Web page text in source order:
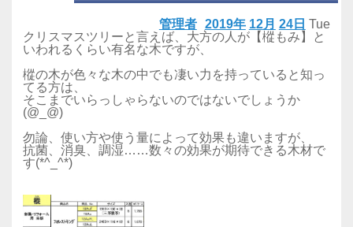
2019年 12月 24日 Tue
管理者
クリスマスツリーと言えば、大方の人が【樅もみ】と
いわれるくらい有名な木ですが、
樅の木が色々な木の中でも凄い力を持っていると知っ
てる方は、
そこまでいらっしゃらないのではないでしょうか
(@_@)
勿論、使い方や使う量によって効果も違いますが、
抗菌、消臭、調湿……数々の効果が期待できる木材で
す(*^_^*)